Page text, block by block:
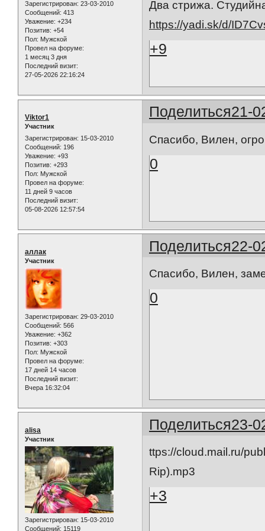
Зарегистрирован: 23-03-2010
Сообщений: 413
Уважение: +234
Позитив: +54
Пол: Мужской
Провел на форуме:
1 месяц 3 дня
Последний визит:
27-05-2026 22:16:24
Два стрижа.
https://yadi.sk/d/
+9
Поделиться21-
Viktor1
Участник
Зарегистрирован: 15-03-2010
Сообщений: 196
Уважение: +93
Позитив: +293
Пол: Мужской
Провел на форуме:
11 дней 9 часов
Последний визит:
05-08-2026 12:57:54
Спасибо, Вилен,
0
Поделиться22-
аллак
Участник
Зарегистрирован: 29-03-2010
Сообщений: 566
Уважение: +362
Позитив: +303
Пол: Мужской
Провел на форуме:
17 дней 14 часов
Последний визит:
Вчера 16:32:04
Спасибо, Вилен,
0
Поделиться23-
alisa
Участник
Зарегистрирован: 15-03-2010
Сообщений: 15119
ttps://cloud.mail.ru/
Rip).mp3
+3